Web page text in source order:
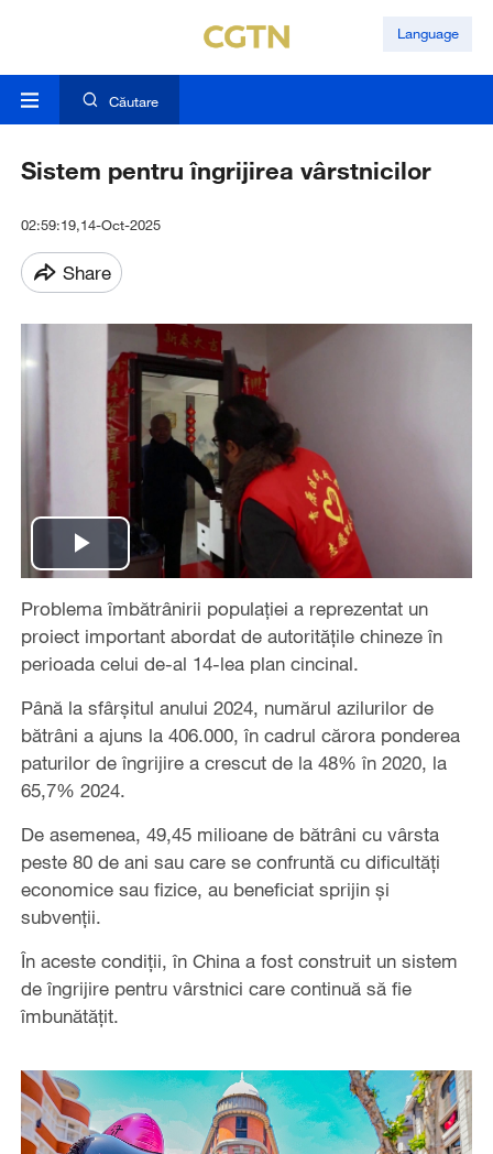
Language
Căutare
Sistem pentru îngrijirea vârstnicilor
02:59:19,14-Oct-2025
Share
Play
Video
Problema îmbătrânirii populației a reprezentat un
proiect important abordat de autoritățile chineze în
perioada celui de-al 14-lea plan cincinal.
Până la sfârșitul anului 2024, numărul azilurilor de
bătrâni a ajuns la 406.000, în cadrul cărora ponderea
paturilor de îngrijire a crescut de la 48% în 2020, la
65,7% 2024.
De asemenea, 49,45 milioane de bătrâni cu vârsta
peste 80 de ani sau care se confruntă cu dificultăți
economice sau fizice, au beneficiat sprijin și
subvenții.
În aceste condiții, în China a fost construit un sistem
de îngrijire pentru vârstnici care continuă să fie
îmbunătățit.